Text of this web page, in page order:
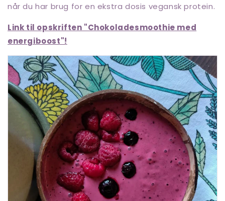
når du har brug for en ekstra dosis vegansk protein.
Link til opskriften "Chokoladesmoothie med
energiboost"!